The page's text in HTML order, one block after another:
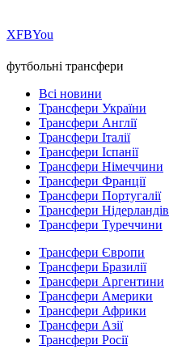
ХFBYou
футбольні трансфери
Всі новини
Трансфери України
Трансфери Англії
Трансфери Італії
Трансфери Іспанії
Трансфери Німеччини
Трансфери Франції
Трансфери Португалії
Трансфери Нідерландів
Трансфери Туреччини
Трансфери Європи
Трансфери Бразилії
Трансфери Аргентини
Трансфери Америки
Трансфери Африки
Трансфери Азії
Трансфери Росії